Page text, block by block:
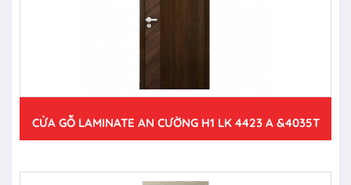
CỬA GỖ LAMINATE AN CƯỜNG H1 LK 4423 A &4035T